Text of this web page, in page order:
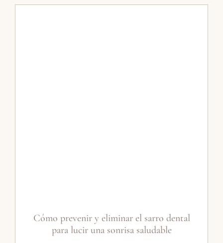
Cómo prevenir y eliminar el sarro dental
para lucir una sonrisa saludable